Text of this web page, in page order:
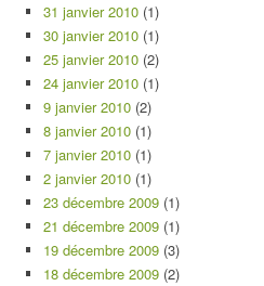
31 janvier 2010 (1)
30 janvier 2010 (1)
25 janvier 2010 (2)
24 janvier 2010 (1)
9 janvier 2010 (2)
8 janvier 2010 (1)
7 janvier 2010 (1)
2 janvier 2010 (1)
23 décembre 2009 (1)
21 décembre 2009 (1)
19 décembre 2009 (3)
18 décembre 2009 (2)